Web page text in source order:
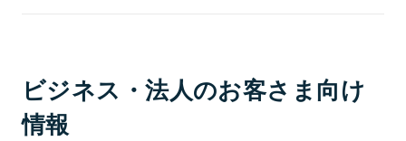
ビジネス・法人のお客さま向け
情報